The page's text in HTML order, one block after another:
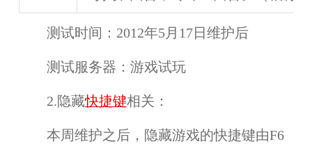
测试时间： 2012年5月17日维护后
测试服务器： 游戏试玩
2.隐藏快捷键相关：
本周维护之后，隐藏游戏的快捷键由F6